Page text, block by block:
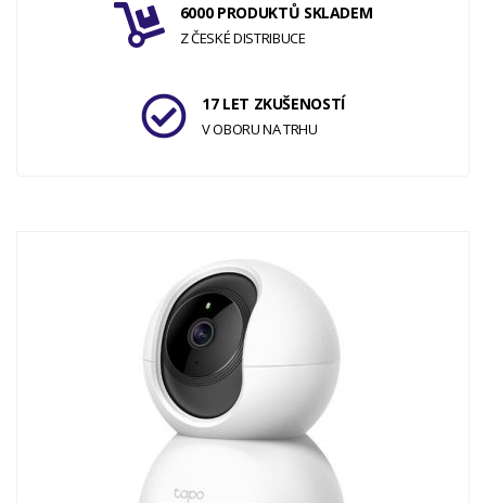
6000 PRODUKTŮ SKLADEM
Z ČESKÉ DISTRIBUCE
17 LET ZKUŠENOSTÍ
V OBORU NA TRHU